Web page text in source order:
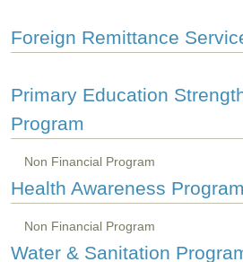
Foreign Remittance
Primary Education
Program
Non Financial Program
Health Awareness Program
Non Financial Program
Water & Sanitation